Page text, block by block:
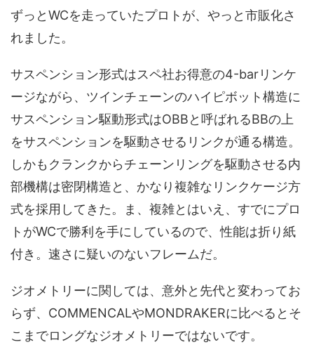
ずっとWCを走っていたプロトが、やっと市販化さ
れました。
サスペンション形式はスペ社お得意の4-barリンケ
ージながら、ツインチェーンのハイピボット構造に
サスペンション駆動形式はOBBと呼ばれるBBの上
をサスペンションを駆動させるリンクが通る構造。
しかもクランクからチェーンリングを駆動させる内
部機構は密閉構造と、かなり複雑なリンクケージ方
式を採用してきた。ま、複雑とはいえ、すでにプロ
トがWCで勝利を手にしているので、性能は折り紙
付き。速さに疑いのないフレームだ。
ジオメトリーに関しては、意外と先代と変わってお
らず、COMMENCALやMONDRAKERに比べるとそ
こまでロングなジオメトリーではないです。